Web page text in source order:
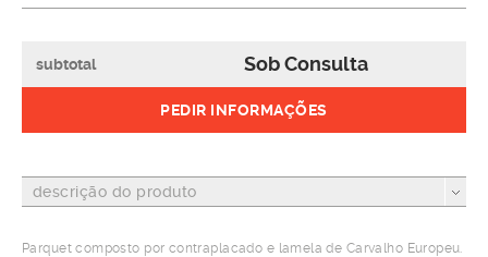
subtotal Sob Consulta
PEDIR INFORMAÇÕES
descrição do produto
Parquet composto por contraplacado e lamela de Carvalho Europeu.